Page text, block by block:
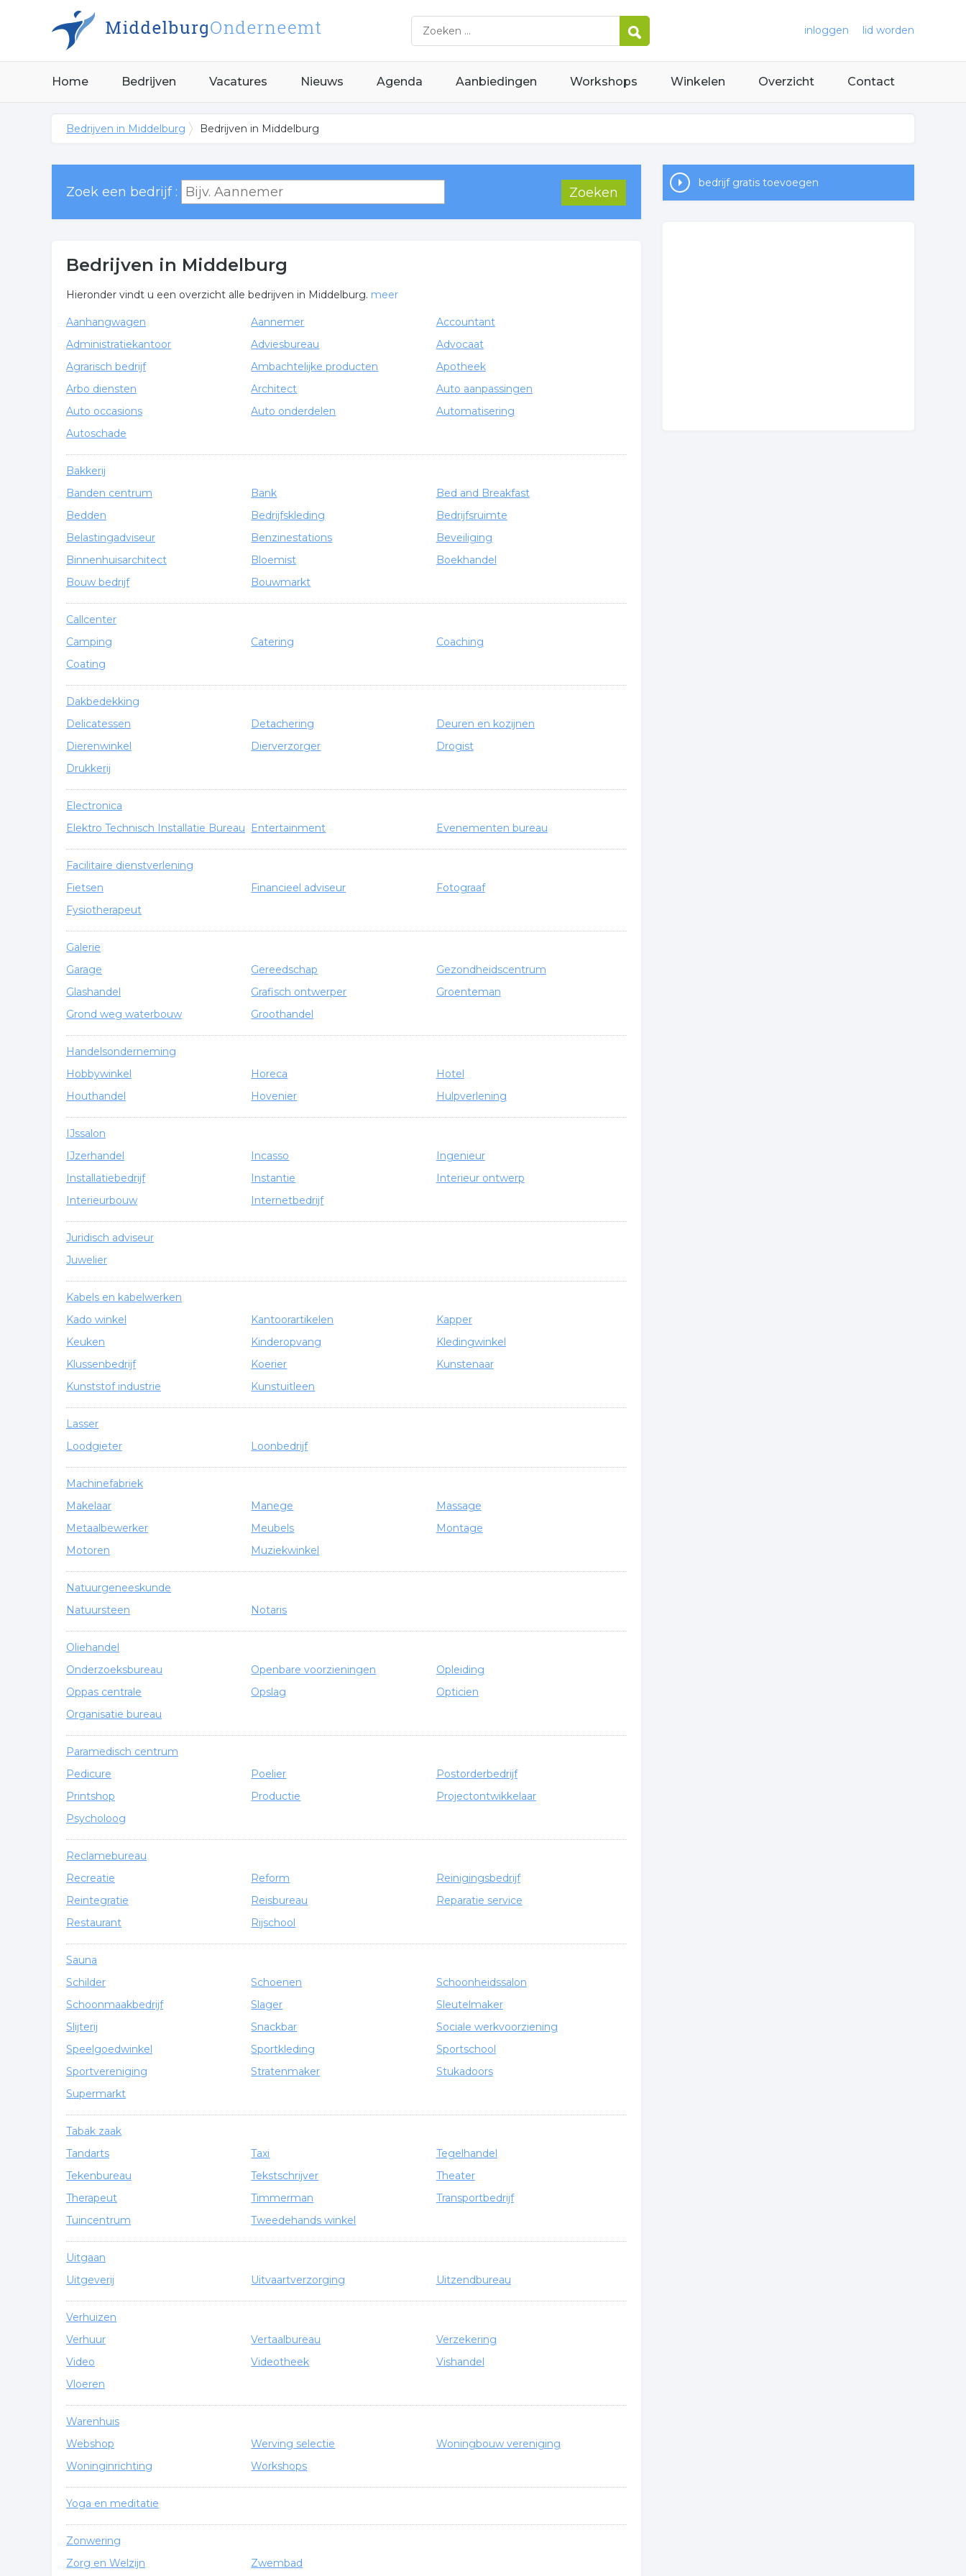
inloggen lid worden
Home Bedrijven Vacatures Nieuws Agenda Aanbiedingen Workshops Winkelen Overzicht Contact
Bedrijven in Middelburg Bedrijven in Middelburg
Zoek een bedrijf :
Bedrijven in Middelburg
Hieronder vindt u een overzicht alle bedrijven in Middelburg. meer
Overzicht van bedrijven in Middelburg
te klikken vindt u een overzicht van alle bedrijven.
Aanhangwagen Aannemer
Accountant
Administratiekantoor
Adviesbureau
Advocaat
Agrarisch bedrijf
Ambachtelijke producten
Apotheek
Arbo diensten
Architect
Auto aanpassingen
Auto occasions
Auto onderdelen
Automatisering
Autoschade
Bakkerij
Banden centrum
Bank
Bed and Breakfast
Bedden
Bedrijfskleding
Bedrijfsruimte
Belastingadviseur
Benzinestations
Beveiliging
Binnenhuisarchitect
Bloemist
Boekhandel
Bouw bedrijf
Bouwmarkt
Callcenter
Camping
Catering
Coaching
Coating
Dakbedekking
Delicatessen
Detachering
Deuren en kozijnen
Dierenwinkel
Dierverzorger
Drogist
Drukkerij
Electronica
Elektro Technisch Installatie Bureau
Entertainment Evenementen bureau
Facilitaire dienstverlening
Fietsen
Financieel adviseur
Fotograaf
Fysiotherapeut
Galerie
Garage
Gereedschap
Gezondheidscentrum
Glashandel
Grafisch ontwerper
Groenteman
Grond weg waterbouw
Groothandel
Handelsonderneming
Hobbywinkel
Horeca
Hotel
Houthandel
Hovenier Hulpverlening
IJssalon
IJzerhandel
Incasso
Ingenieur
Installatiebedrijf
Instantie
Interieur ontwerp
Interieurbouw
Internetbedrijf
Juridisch adviseur
Juwelier
Kabels en kabelwerken
Kado winkel
Kantoorartikelen
Kapper
Keuken
Kinderopvang
Kledingwinkel
Klussenbedrijf
Koerier
Kunstenaar
Kunststof industrie
Kunstuitleen
Lasser
Loodgieter
Loonbedrijf
Machinefabriek
Makelaar
Manege
Massage
Metaalbewerker
Meubels
Montage
Motoren
Muziekwinkel
Natuurgeneeskunde
Natuursteen
Notaris
Oliehandel
Onderzoeksbureau
Openbare voorzieningen
Opleiding
Oppas centrale
Opslag
Opticien
Organisatie bureau
Paramedisch centrum
Pedicure
Poelier
Postorderbedrijf
Printshop
Productie
Projectontwikkelaar
Psycholoog
Reclamebureau
Recreatie
Reform
Reinigingsbedrijf
Reintegratie
Reisbureau
Reparatie service
Restaurant
Rijschool
Sauna
Schilder
Schoenen
Schoonheidssalon
Schoonmaakbedrijf
Slager
Sleutelmaker
Slijterij
Snackbar
Sociale werkvoorziening
Speelgoedwinkel
Sportkleding
Sportschool
Sportvereniging
Stratenmaker
Stukadoors
Supermarkt
Tabak zaak
Tandarts
Taxi
Tegelhandel
Tekenbureau
Tekstschrijver
Theater
Therapeut
Timmerman
Transportbedrijf
Tuincentrum
Tweedehands winkel
Uitgaan
Uitgeverij
Uitvaartverzorging Uitzendbureau
Verhuizen
Verhuur
Vertaalbureau
Verzekering
Video
Videotheek
Vishandel
Vloeren
Warenhuis
Webshop
Werving selectie
Woningbouw vereniging
Woninginrichting
Workshops
Yoga en meditatie
Zonwering
Zorg en Welzijn
Zwembad
bedrijf gratis toevoegen